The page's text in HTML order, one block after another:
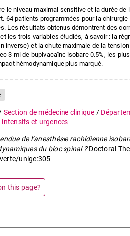
le niveau maximal sensitive et la durée
64 patients programmées pour la
Les résultats obtenus démontrent des
les trois variables étudiés, à savoir : la
et la chute maximale de la
3 ml de bupivacaïne isobare 0.5%, les
hémodynamique plus marqué.
/ Section de médecine clinique /
et urgences
de l’anesthésie rachidienne
du bloc spinal ?Doctoral
unige:305
this page?